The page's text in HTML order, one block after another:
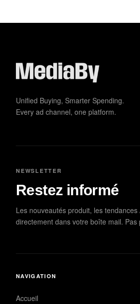
Unified Buying, Smarter Spending.
Every ad channel, one platform.
NEWSLETTER
Restez informé
Les nouveautés produit, les
directement dans votre boîte mail.
NAVIGATION
Accueil